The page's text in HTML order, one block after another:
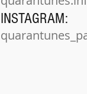
INSTAGRAM: